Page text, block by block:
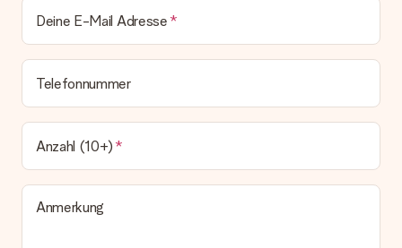
Deine E-Mail Adresse
Telefonnummer
Anzahl (10+)
Anmerkung